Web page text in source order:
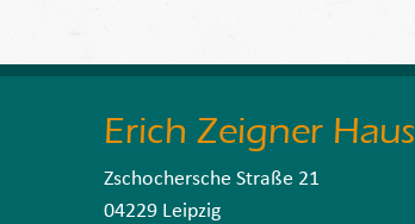
Erich Zeigner Haus
Zschochersche Straße 21
04229 Leipzig